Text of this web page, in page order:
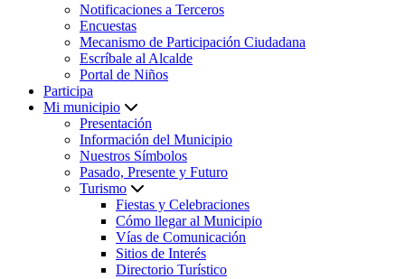
Notificaciones a Terceros
Encuestas
Mecanismo de Participación Ciudadana
Escríbale al Alcalde
Portal de Niños
Participa
Mi municipio
Presentación
Información del Municipio
Nuestros Símbolos
Pasado, Presente y Futuro
Turismo
Fiestas y Celebraciones
Cómo llegar al Municipio
Vías de Comunicación
Sitios de Interés
Directorio Turístico